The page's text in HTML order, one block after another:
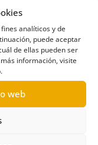
analíticos y de
puede aceptar
de ellas pueden ser
información, visite
web
de Santa
contencioso-